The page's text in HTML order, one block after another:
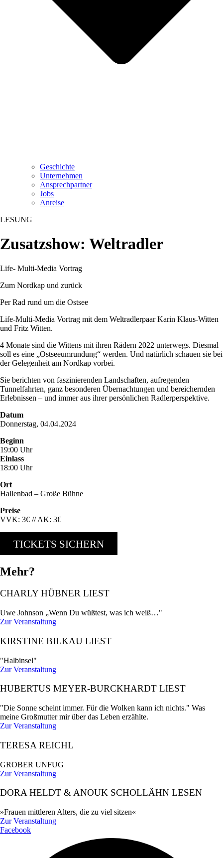
Geschichte
Unternehmen
Ansprechpartner
Jobs
Anreise
LESUNG
Zusatzshow: Weltradler
Life- Multi-Media Vortrag
Zum Nordkap und zurück
Per Rad rund um die Ostsee
Life-Multi-Media Vortrag mit dem Weltradlerpaar Karin Klaus-Witten
und Fritz Witten.
4 Monate sind die Wittens mit ihren Rädern 2022 unterwegs. Diesmal
soll es eine „Ostseeumrundung“ werden. Und natürlich schauen sie bei
der Gelegenheit am Nordkap vorbei.
Sie berichten von faszinierenden Landschaften, aufregenden
Tunnelfahrten, ganz besonderen Übernachtungen und bereichernden
Erlebnissen – und immer aus ihrer persönlichen Radlerperspektive.
Datum
Donnerstag, 04.04.2024
Beginn
19:00 Uhr
Einlass
18:00 Uhr
Ort
Hallenbad – Große Bühne
Preise
VVK: 3€ // AK: 3€
TICKETS SICHERN
Mehr?
CHARLY HÜBNER LIEST
Uwe Johnson „Wenn Du wüßtest, was ich weiß…"
Zur Veranstaltung
KIRSTINE BILKAU LIEST
"Halbinsel"
Zur Veranstaltung
HUBERTUS MEYER-BURCKHARDT LIEST
"Die Sonne scheint immer. Für die Wolken kann ich nichts." Was
meine Großmutter mir über das Leben erzählte.
Zur Veranstaltung
TERESA REICHL
GROBER UNFUG
Zur Veranstaltung
DORA HELDT & ANOUK SCHOLLÄHN LESEN
»Frauen mittleren Alters, die zu viel sitzen«
Zur Veranstaltung
Facebook